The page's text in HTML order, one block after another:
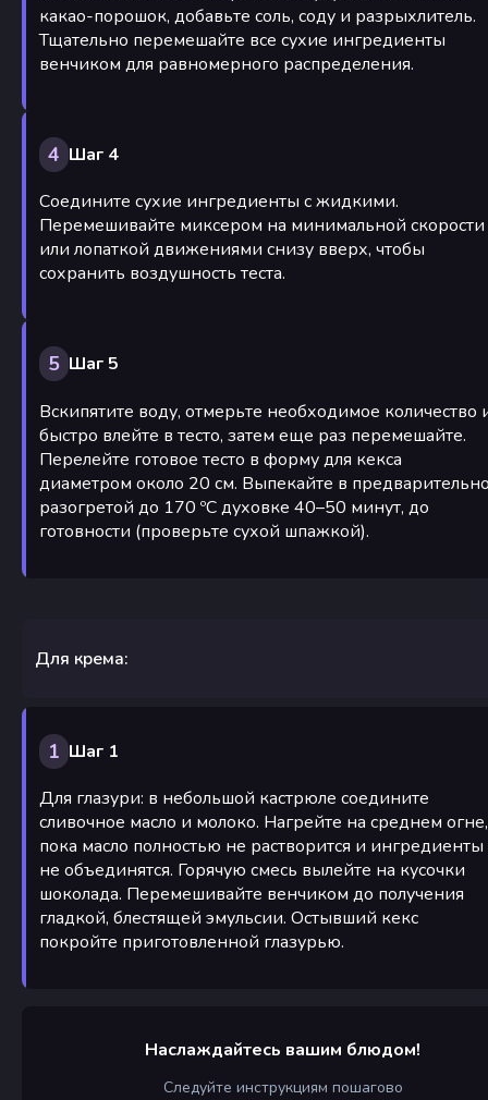
какао-порошок, добавьте соль, соду и разрыхлитель.
Тщательно перемешайте все сухие ингредиенты
венчиком для равномерного распределения.
4 Шаг 4
Соедините сухие ингредиенты с жидкими.
Перемешивайте миксером на минимальной скорости
или лопаткой движениями снизу вверх, чтобы
сохранить воздушность теста.
5 Шаг 5
Вскипятите воду, отмерьте необходимое количество
быстро влейте в тесто, затем еще раз перемешайте.
Перелейте готовое тесто в форму для кекса
диаметром около 20 см. Выпекайте в
разогретой до 170 ºC духовке 40–50 минут, до
готовности (проверьте сухой шпажкой).
Для крема:
1 Шаг 1
Для глазури: в небольшой кастрюле соедините
сливочное масло и молоко. Нагрейте на среднем огне,
пока масло полностью не растворится и ингредиенты
не объединятся. Горячую смесь вылейте на кусочки
шоколада. Перемешивайте венчиком до получения
гладкой, блестящей эмульсии. Остывший кекс
покройте приготовленной глазурью.
Наслаждайтесь вашим блюдом!
Следуйте инструкциям пошагово